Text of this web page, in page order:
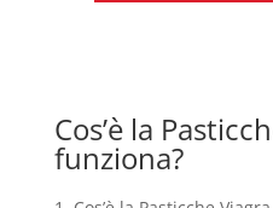
Cos’è la
funziona?